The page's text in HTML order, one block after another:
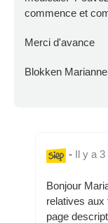
commence et
Merci d'avance
Blokken Marianne
- Il y a 3
Bonjour
relatives aux
page